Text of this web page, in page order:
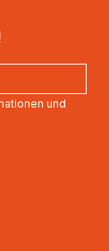
und